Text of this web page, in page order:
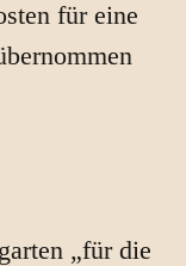
für eine
„für die